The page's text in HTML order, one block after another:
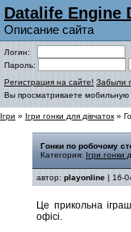
Datalife Engine
Описание сайта
Логин:
Пароль:
Регистрация на сайте! Забыли
Вы просматриваете мобильную
Ігри » Ігри гонки для дівчаток »
Гонки по робочому
Категория: Ігри гонки
автор: playonline | 16-
Це прикольна
офісі.